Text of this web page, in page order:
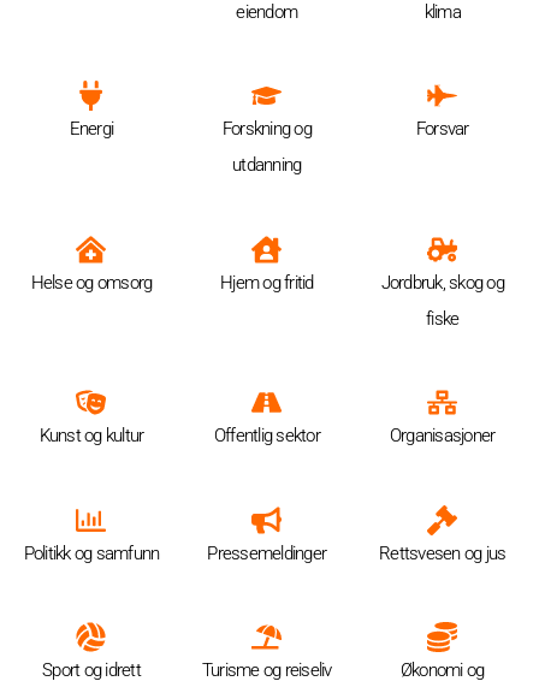
eiendom
klima
Energi
Forskning og
utdanning
Forsvar
Helse og omsorg Hjem og fritid
Jordbruk, skog og
fiske
Kunst og kultur Offentlig sektor Organisasjoner
Politikk og samfunn Pressemeldinger Rettsvesen og jus
Sport og idrett Turisme og reiseliv
Økonomi og